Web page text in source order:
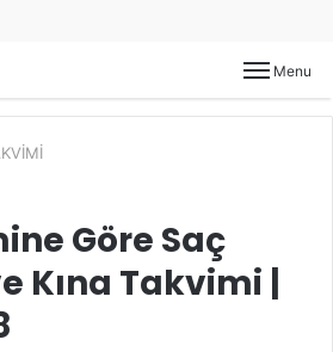
Menu
Göre Saç
Kına Takvimi |